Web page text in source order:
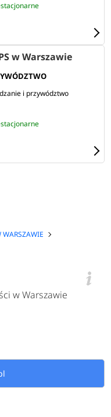
w Warszawie
i przywództwo
w Warszawie